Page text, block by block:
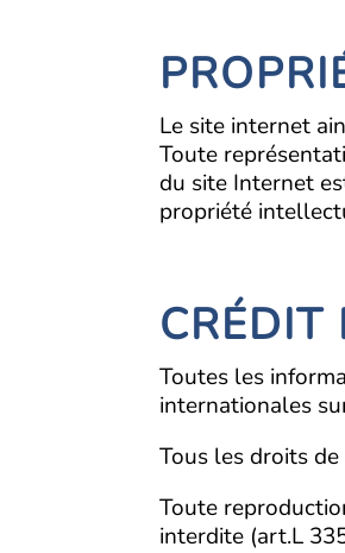
Le site internet
Toute
du site Internet
propriété
CRÉDIT
Toutes les
internationales
Tous les droits
Toute
interdite (art.L